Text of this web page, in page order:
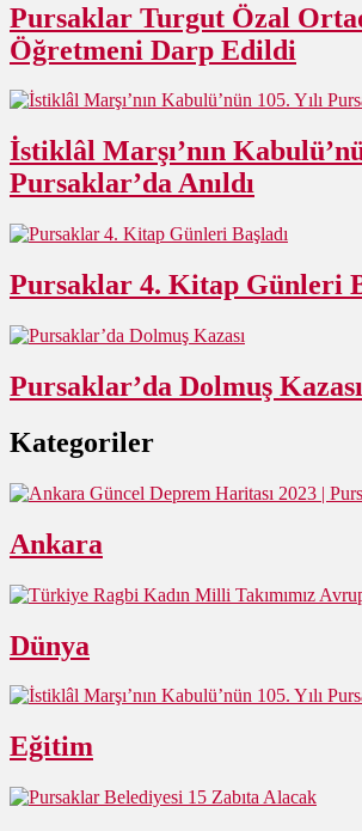
Pursaklar Turgut Özal
Öğretmeni Darp Edildi
İstiklâl Marşı’nın
Pursaklar’da Anıldı
Pursaklar 4. Kitap Günleri
Pursaklar’da Dolmuş Kazası
Kategoriler
Ankara
Dünya
Eğitim